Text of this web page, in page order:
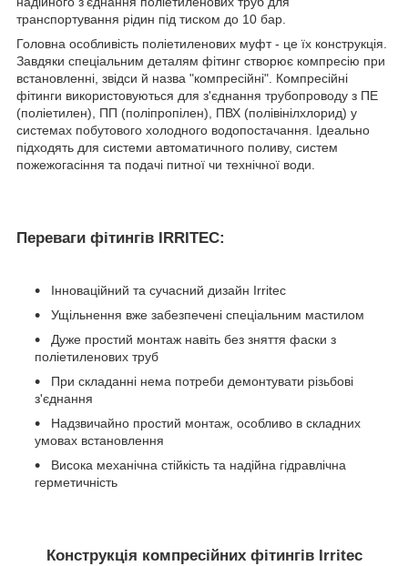
транспортування рідин під тиском до 10 бар.
Головна особливість поліетиленових муфт - це їх конструкція.
Завдяки спеціальним деталям фітинг створює компресію при
встановленні, звідси й назва "компресійні". Компресійні
фітинги використовуються для з'єднання трубопроводу з ПЕ
(поліетилен), ПП (поліпропілен), ПВХ (полівінілхлорид) у
системах побутового холодного водопостачання. Ідеально
підходять для системи автоматичного поливу, систем
пожежогасіння та подачі питної чи технічної води.
Переваги фітингів IRRITEC:
Інноваційний та сучасний дизайн Irritec
Ущільнення вже забезпечені спеціальним мастилом
Дуже простий монтаж навіть без зняття фаски з
поліетиленових труб
При складанні нема потреби демонтувати різьбові
з'єднання
Надзвичайно простий монтаж, особливо в складних
умовах встановлення
Висока механічна стійкість та надійна гідравлічна
герметичність
Конструкція компресійних фітингів Irritec